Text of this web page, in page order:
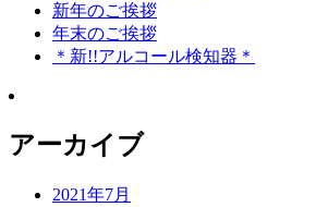
新年のご挨拶
年末のご挨拶
＊新!!アルコール検知器＊
アーカイブ
2021年7月